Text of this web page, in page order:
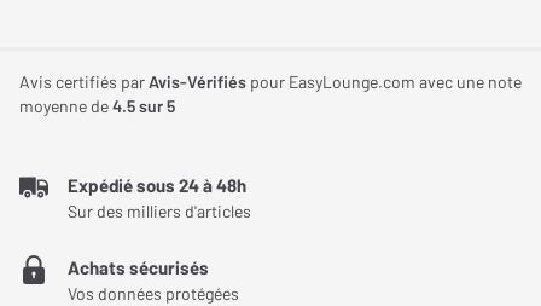
sœurs de la gamme Phantom est, comme toujours chez Devialet,
Intégrant toutes les dernières technologies de la marque
française (ADH®, SAM®, ACE™ et HBI®), cette enceinte conçue
puissant.
Fonctionnalités
Transmission
Codecs Bluetooth
Avis certifiés parAvis-Vérifiés pour EasyLounge.com avec une note
moyenne de4.5sur 5
Expédié sous 24 à 48h
Sur des milliers d'articles
Achats sécurisés
Vos données protégées